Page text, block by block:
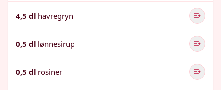
4,5 dl havregryn
0,5 dl lønnesirup
0,5 dl rosiner